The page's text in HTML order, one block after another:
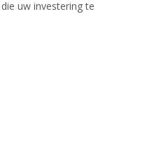
uw investering te